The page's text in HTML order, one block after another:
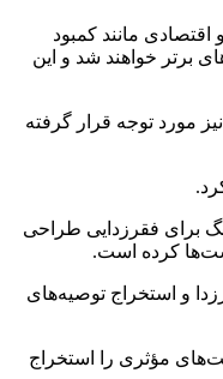
مانند کمبود
برتر خواهند شد و این
مورد توجه قرار گرفته
برای فقرزدایی طراحی
کرده است.
و استخراج توصیه‌های
مؤثری را استخراج